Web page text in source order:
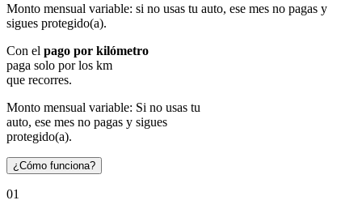
Monto mensual variable: si no usas tu auto, ese mes no pagas y
sigues protegido(a).
Con el pago por kilómetro
paga solo por los km
que recorres.
Monto mensual variable: Si no usas tu
auto, ese mes no pagas y sigues
protegido(a).
¿Cómo funciona?
01